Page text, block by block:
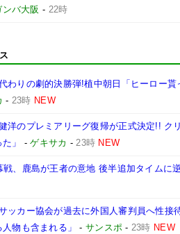
ンバ大阪 - 22時
わりの劇的決勝弾!植中朝日「ヒーロー
- 23時 NEW
洋のプレミアリーグ復帰が正式決定!! ク
」
-ゲキサカ -23時 NEW
戦、鹿島が王者の意地 後半追加タイムに
ッカー協会が過去に外国人審判員へ性
物も含まれる」
-サンスポ - 23時 NEW